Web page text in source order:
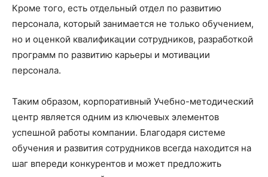
Кроме того, есть отдельный отдел по развитию
персонала, который занимается не только обучением,
но и оценкой квалификации сотрудников, разработкой
программ по развитию карьеры и мотивации
персонала.
Таким образом, корпоративный Учебно-методический
центр является одним из ключевых элементов
успешной работы компании. Благодаря системе
обучения и развития сотрудников всегда находится на
шаг впереди конкурентов и может предложить